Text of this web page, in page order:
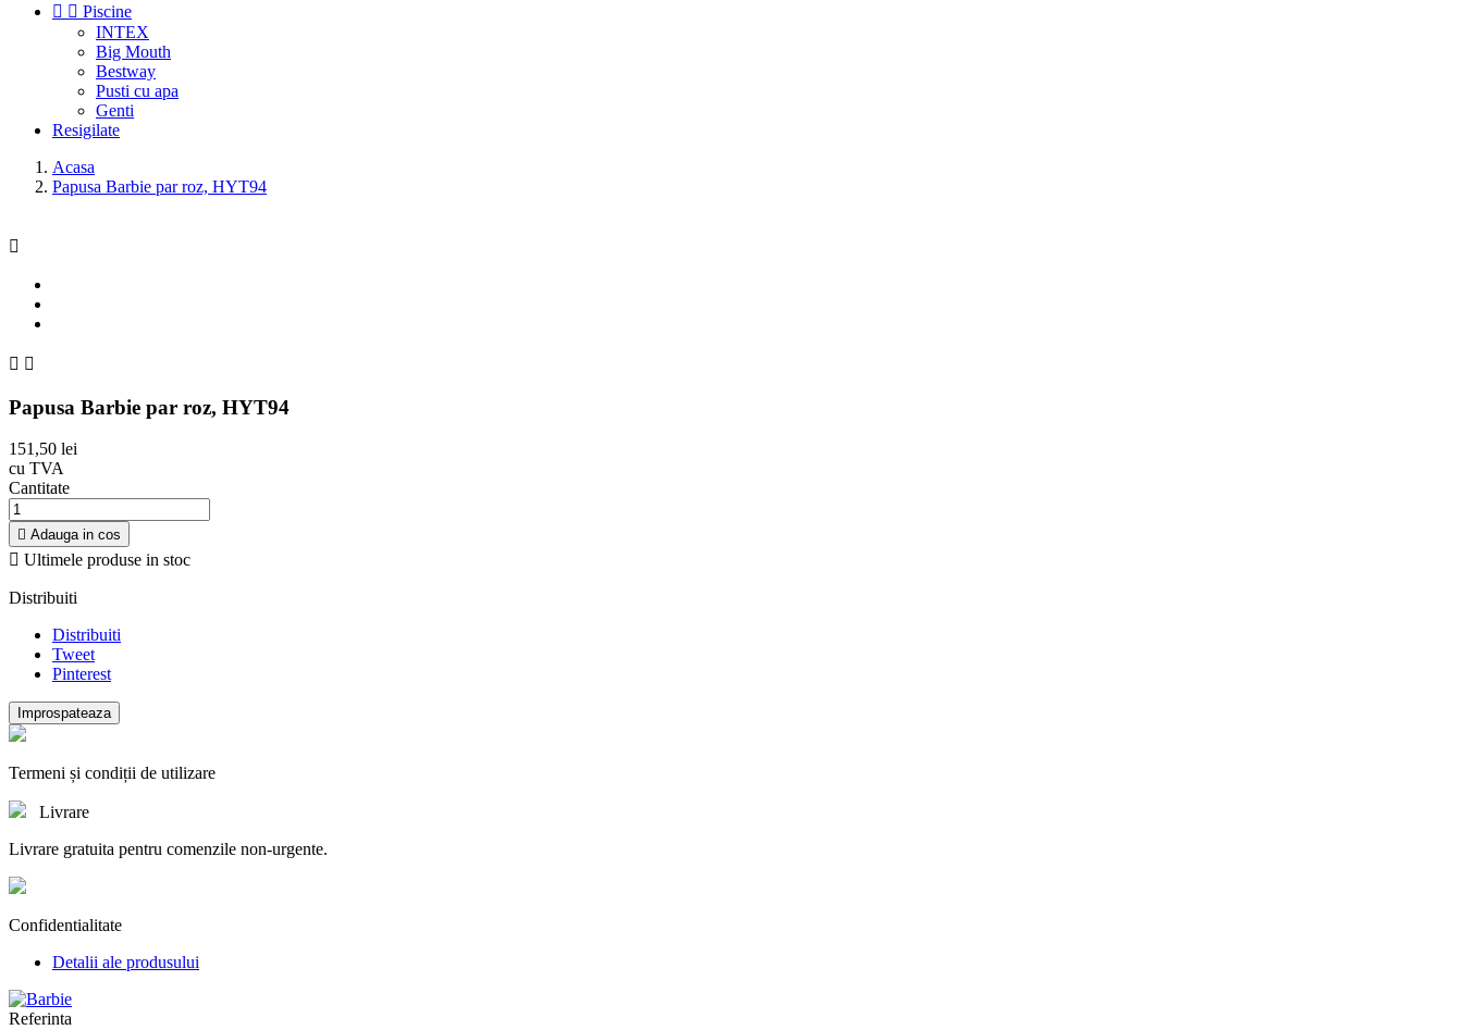
  Piscine
INTEX
Big Mouth
Bestway
Pusti cu apa
Genti
Resigilate
Acasa
Papusa Barbie par roz, HYT94

 
Papusa Barbie par roz, HYT94
151,50 lei
cu TVA
Cantitate
 Adauga in cos
 Ultimele produse in stoc
Distribuiti
Distribuiti
Tweet
Pinterest
Termeni și condiții de utilizare
Livrare
Livrare gratuita pentru comenzile non-urgente.
Confidentialitate
Detalii ale produsului
Referinta